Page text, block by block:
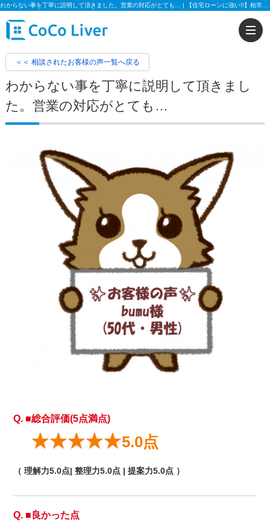
＜＜ 相談されたお客様の声一覧へ戻る
わからない事を丁寧に説明して頂きまし
た。営業の対応がとても…
■総合評価(5点満点)
5.0点
（ 理解力5.0点| 整理力5.0点 | 提案力5.0点 ）
■良かった点